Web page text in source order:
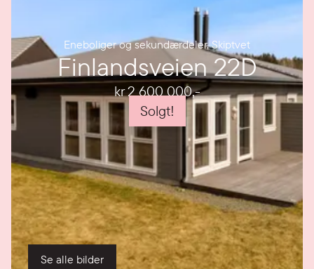
Eneboliger og sekundærdeler,Skiptvet
Finlandsveien 22D
kr 2 600 000,-
Solgt!
Se alle bilder